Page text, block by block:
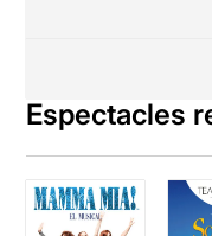
Espectacles